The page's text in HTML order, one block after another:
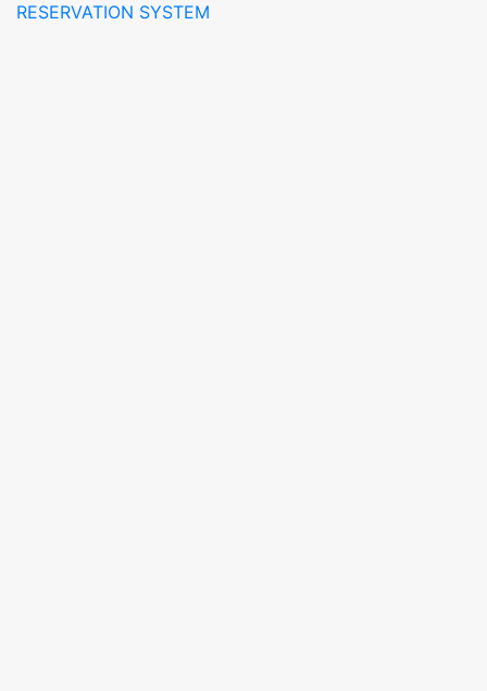
RESERVATION SYSTEM